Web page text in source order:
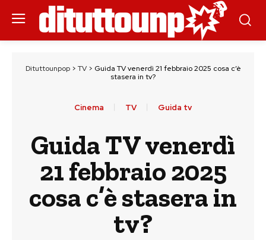
Dituttounpop> TV> Guida TV venerdì 21 febbraio 2025 cosa c’è
stasera in tv?
Cinema TV Guida tv
Guida TV venerdì
21 febbraio 2025
cosa c’è stasera in
tv?